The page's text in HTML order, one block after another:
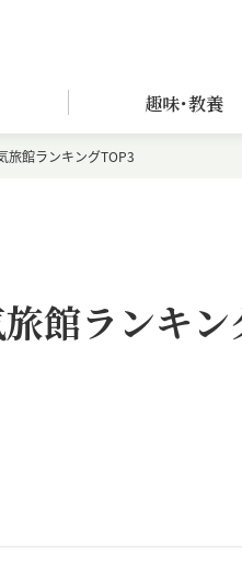
趣味･教養
旅館ランキングTOP3
館ランキ